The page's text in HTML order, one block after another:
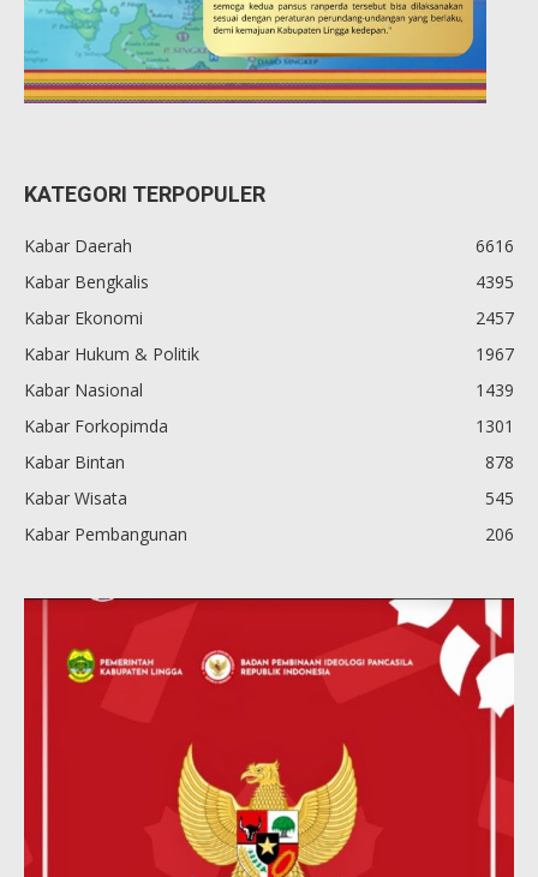
KATEGORI TERPOPULER
Kabar Daerah
6616
Kabar Bengkalis
4395
Kabar Ekonomi
2457
Kabar Hukum & Politik
1967
Kabar Nasional
1439
Kabar Forkopimda
1301
Kabar Bintan
878
Kabar Wisata
545
Kabar Pembangunan
206